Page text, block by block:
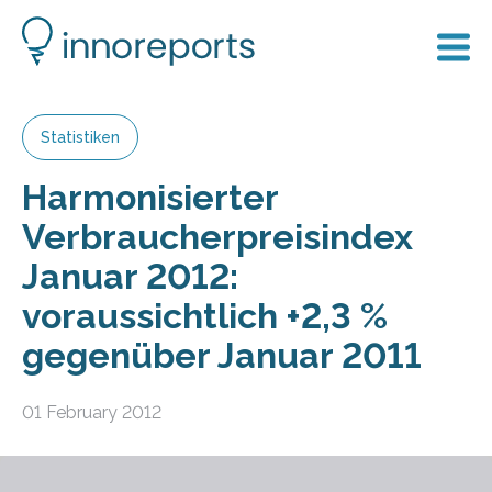
Statistiken
Harmonisierter
Verbraucherpreisindex
Januar 2012:
voraussichtlich +2,3 %
gegenüber Januar 2011
01 February 2012